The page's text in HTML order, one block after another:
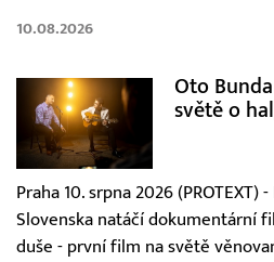
10.08.2026
Oto
světě o
Praha 10. srpna 2026 (PROTEXT)
Slovenska natáčí dokumentární
duše - první film na světě